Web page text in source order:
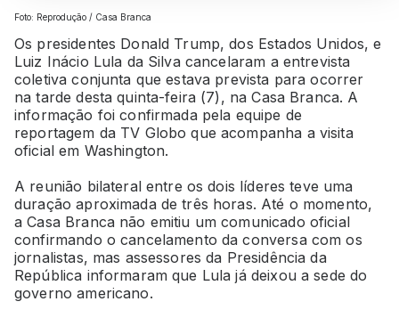
Foto: Reprodução / Casa Branca
Os presidentes Donald Trump, dos Estados Unidos, e
Luiz Inácio Lula da Silva cancelaram a entrevista
coletiva conjunta que estava prevista para ocorrer
na tarde desta quinta-feira (7), na Casa Branca. A
informação foi confirmada pela equipe de
reportagem da TV Globo que acompanha a visita
oficial em Washington.
A reunião bilateral entre os dois líderes teve uma
duração aproximada de três horas. Até o momento,
a Casa Branca não emitiu um comunicado oficial
confirmando o cancelamento da conversa com os
jornalistas, mas assessores da Presidência da
República informaram que Lula já deixou a sede do
governo americano.